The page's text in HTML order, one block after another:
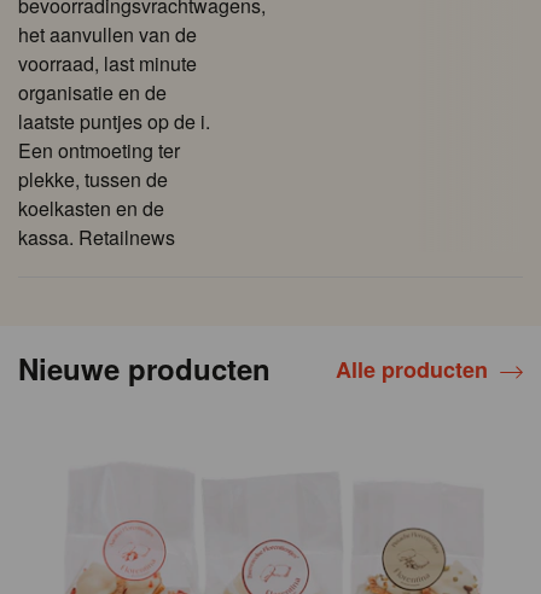
het aanvullen van de
voorraad, last minute
organisatie en de
laatste puntjes op de i.
Een ontmoeting ter
plekke, tussen de
koelkasten en de
kassa. Retailnews
Nieuwe producten Alle producten